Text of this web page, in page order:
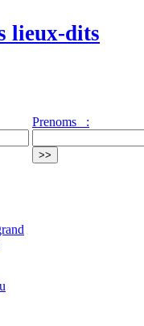
lieux-dits
Prenoms :